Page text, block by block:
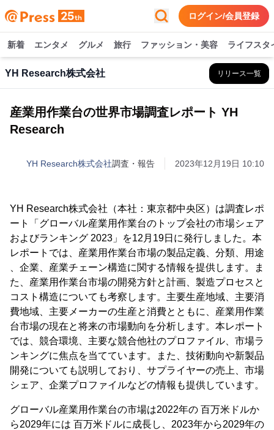
ログイン/会員登録
新着 エンタメ グルメ 旅行 ファッション・美容 ライフスタ
YH Research株式会社 リリース一覧
産業用作業台の世界市場調査レポート YH
Research
YH Research株式会社調査・報告 2023年12月19日 10:10
YH Research株式会社（本社：東京都中央区）は調査レポ
ート「グローバル産業用作業台のトップ会社の市場シェア
およびランキング 2023」を12月19日に発行しました。本
レポートでは、産業用作業台市場の製品定義、分類、用途
、企業、産業チェーン構造に関する情報を提供します。ま
た、産業用作業台市場の開発方針と計画、製造プロセスと
コスト構造についても考察します。主要生産地域、主要消
費地域、主要メーカーの生産と消費とともに、産業用作業
台市場の現在と将来の市場動向を分析します。本レポート
では、競合環境、主要な競合他社のプロファイル、市場ラ
ンキングに焦点を当てています。また、技術動向や新製品
開発についても説明しており、サプライヤーの売上、市場
シェア、企業プロファイルなどの情報も提供しています。
グローバル産業用作業台の市場は2022年の 百万米ドルか
ら2029年には 百万米ドルに成長し、2023年から2029年の